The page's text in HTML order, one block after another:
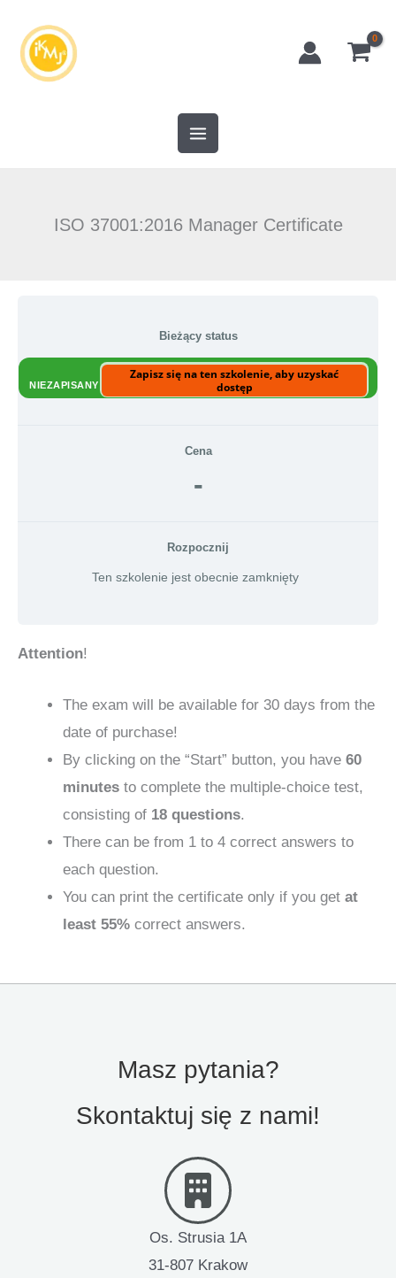
treści
ISO 37001:2016 Manager Certificate
Bieżący status
NIEZAPISANY
Zapisz się na ten szkolenie, aby uzyskać
dostęp
Cena
-
Rozpocznij
Ten szkolenie jest obecnie zamknięty
Attention!
The exam will be available for 30 days from the
date of purchase!
By clicking on the “Start” button, you have 60
minutes to complete the multiple-choice test,
consisting of 18 questions.
There can be from 1 to 4 correct answers to
each question.
You can print the certificate only if you get at
least 55% correct answers.
Masz pytania?
Skontaktuj się z nami!
Os. Strusia 1A
31-807 Krakow